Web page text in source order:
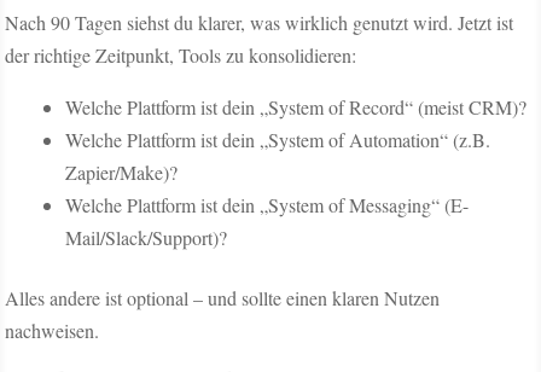
Nach 90 Tagen siehst du klarer, was wirklich genutzt wird. Jetzt ist
der richtige Zeitpunkt, Tools zu konsolidieren:
Welche Plattform ist dein „System of Record“ (meist CRM)?
Welche Plattform ist dein „System of Automation“ (z.B.
Zapier/Make)?
Welche Plattform ist dein „System of Messaging“ (E-
Mail/Slack/Support)?
Alles andere ist optional – und sollte einen klaren Nutzen
nachweisen.